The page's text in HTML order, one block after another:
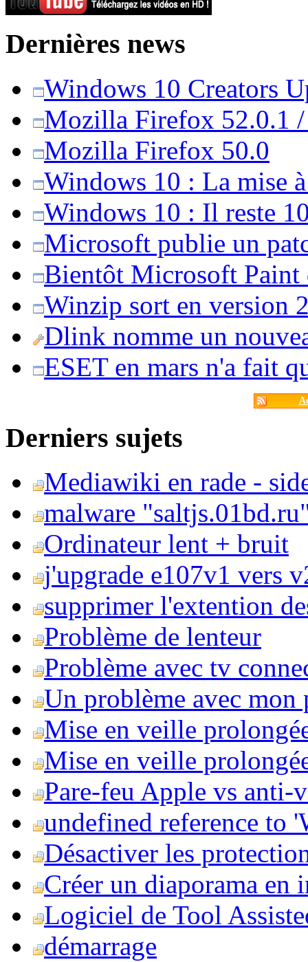
Dernières news
Windows 10 Creators
Mozilla Firefox 52.0.1
Mozilla Firefox 50.0
Windows 10 : La mise
Windows 10 : Il reste
Microsoft publie un
Bientôt Microsoft Paint
Winzip sort en version
Dlink nomme un
ESET en mars n'a fait
Derniers sujets
Mediawiki en rade -
malware
Ordinateur lent + bruit
j'upgrade e107v1 vers
supprimer l'extention
Problème de lenteur
Problème avec tv
Un problème avec mon
Mise en veille
Mise en veille
Pare-feu Apple vs anti-
undefined reference to
Désactiver les
Créer un diaporama en
Logiciel de Tool
démarrage